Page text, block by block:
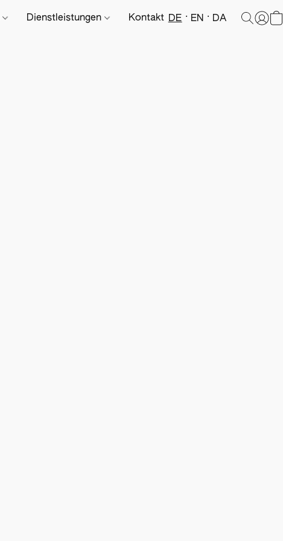
Dienstleistungen Kontakt DE EN DA